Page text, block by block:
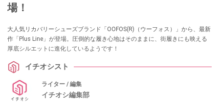
場！
大人気リカバリーシューズブランド「OOFOS(R)（ウーフォス）」から、最新
作「Plus Line」が登場。圧倒的な履き心地はそのままに、街履きにも映える
厚底シルエットに進化しているようです！
イチオシスト
ライター / 編集
イチオシ編集部